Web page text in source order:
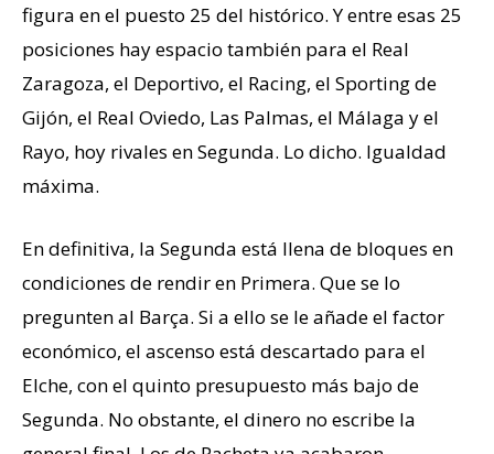
figura en el puesto 25 del histórico. Y entre esas 25
posiciones hay espacio también para el Real
Zaragoza, el Deportivo, el Racing, el Sporting de
Gijón, el Real Oviedo, Las Palmas, el Málaga y el
Rayo, hoy rivales en Segunda. Lo dicho. Igualdad
máxima.
En definitiva, la Segunda está llena de bloques en
condiciones de rendir en Primera. Que se lo
pregunten al Barça. Si a ello se le añade el factor
económico, el ascenso está descartado para el
Elche, con el quinto presupuesto más bajo de
Segunda. No obstante, el dinero no escribe la